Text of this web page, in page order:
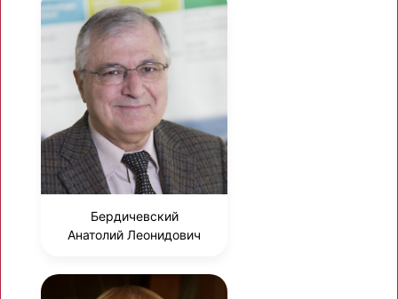
Бердичевский
Анатолий Леонидович